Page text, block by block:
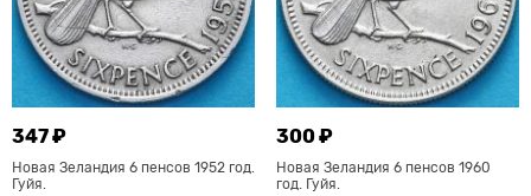
347 ₽
Новая Зеландия 6 пенсов 1952 год.
Гуйя.
300 ₽
Новая Зеландия 6 пенсов 1960
год. Гуйя.